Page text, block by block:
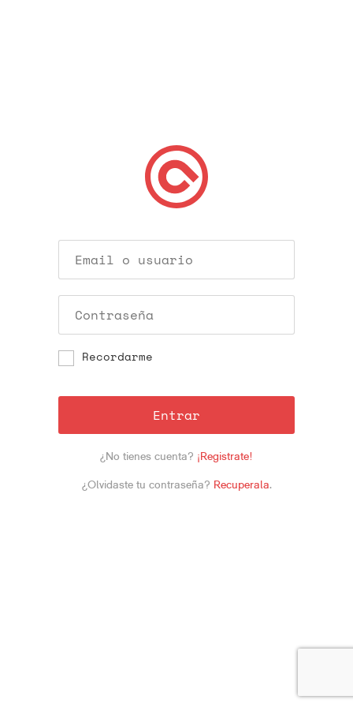
Recordarme
Entrar
¿No tienes cuenta? ¡Registrate!
¿Olvidaste tu contraseña? Recuperala.